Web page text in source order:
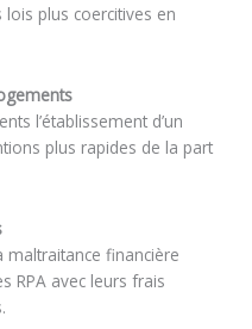
plus coercitives en
l’établissement d’un
plus rapides de la part
maltraitance financière
RPA avec leurs frais